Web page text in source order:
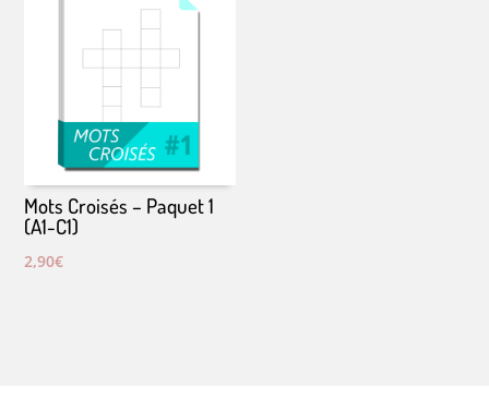
Mots Croisés – Paquet 1
(A1-C1)
2,90€